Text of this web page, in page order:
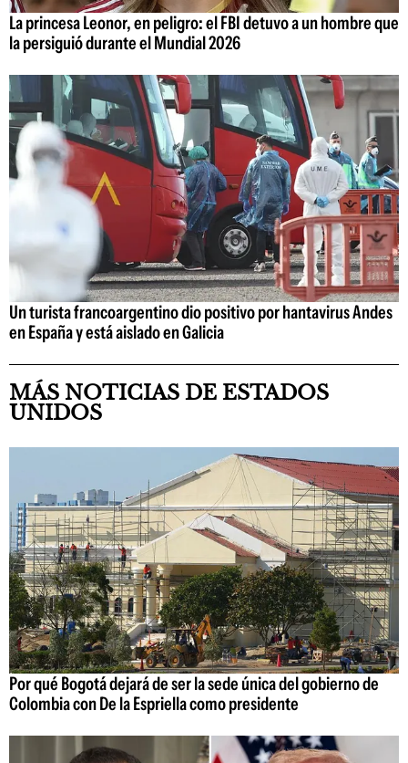
La princesa Leonor, en peligro: el FBI detuvo a un hombre que
la persiguió durante el Mundial 2026
Un turista francoargentino dio positivo por hantavirus Andes
en España y está aislado en Galicia
MÁS NOTICIAS DE ESTADOS
UNIDOS
Por qué Bogotá dejará de ser la sede única del gobierno de
Colombia con De la Espriella como presidente